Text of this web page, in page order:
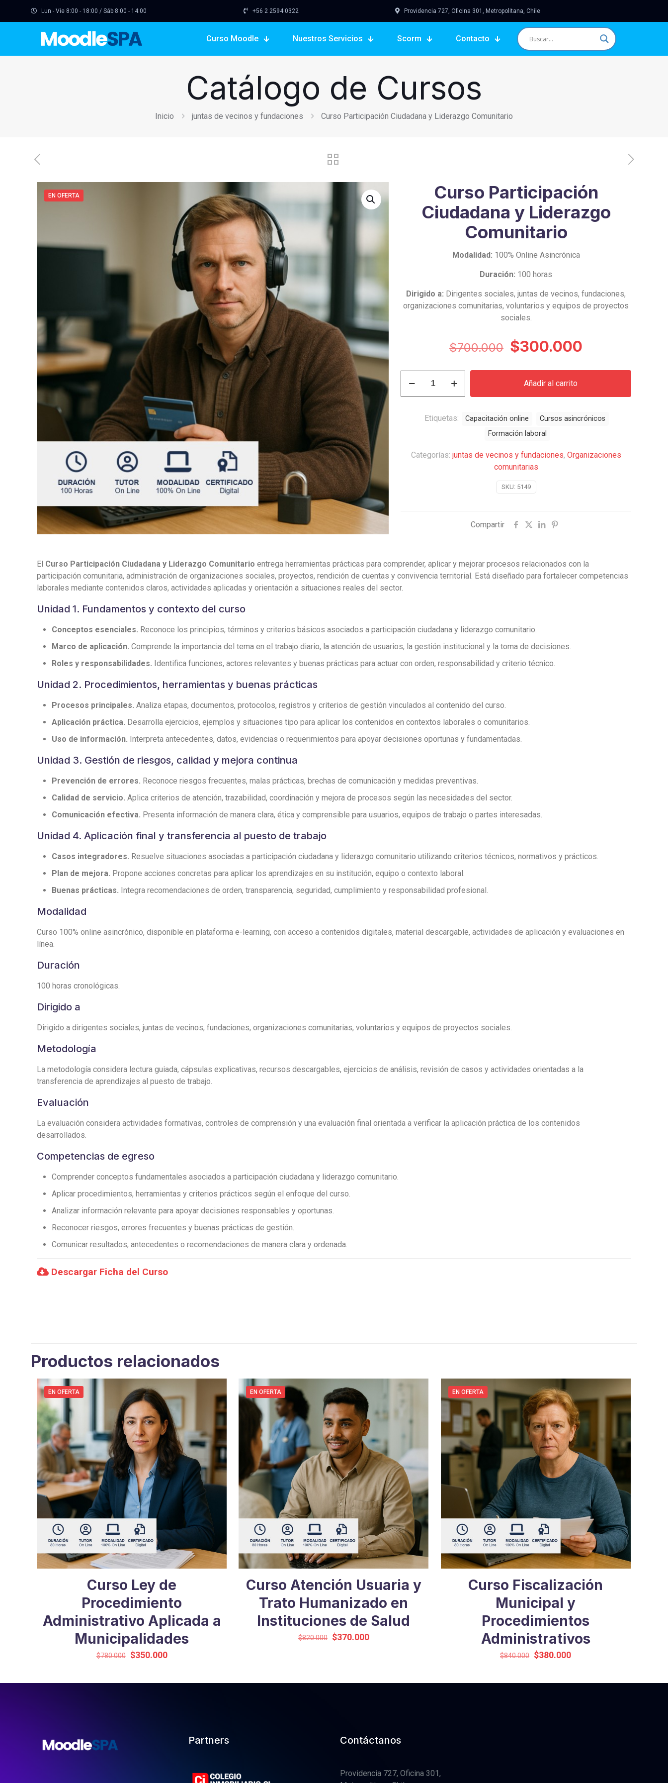
Lun - Vie 8:00 - 18:00 / Sáb 8:00 - 14:00 +56 2 2594 0322 Providencia 727, Oficina 301, Metropolitana, Chile
Curso Moodle Nuestros Servicios Scorm Contacto
Catálogo de Cursos
Inicio juntas de vecinos y fundaciones Curso Participación Ciudadana y Liderazgo Comunitario
EN OFERTA
Curso Participación
Ciudadana y Liderazgo
Comunitario
Modalidad: 100% Online Asincrónica
Duración: 100 horas
Dirigido a: Dirigentes sociales, juntas de vecinos, fundaciones,
organizaciones comunitarias, voluntarios y equipos de proyectos
sociales.
$700.000 El
original
era:
$300.000
actual
Participación
Ciudadana
Liderazgo
Añadir al carrito
SKU: 5149
Categorías: juntas de vecinos y fundaciones, Organizaciones
comunitarias
Etiquetas: Capacitación online
Cursos asincrónicos
Formación laboral
Compartir
El Curso Participación Ciudadana y Liderazgo Comunitario entrega herramientas prácticas para comprender, aplicar y mejorar procesos relacionados con la
participación comunitaria, administración de organizaciones sociales, proyectos, rendición de cuentas y convivencia territorial. Está diseñado para fortalecer competencias
laborales mediante contenidos claros, actividades aplicadas y orientación a situaciones reales del sector.
Unidad 1. Fundamentos y contexto del curso
Conceptos esenciales. Reconoce los principios, términos y criterios básicos asociados a participación ciudadana y liderazgo comunitario.
Marco de aplicación. Comprende la importancia del tema en el trabajo diario, la atención de usuarios, la gestión institucional y la toma de decisiones.
Roles y responsabilidades. Identifica funciones, actores relevantes y buenas prácticas para actuar con orden, responsabilidad y criterio técnico.
Unidad 2. Procedimientos, herramientas y buenas prácticas
Procesos principales. Analiza etapas, documentos, protocolos, registros y criterios de gestión vinculados al contenido del curso.
Aplicación práctica. Desarrolla ejercicios, ejemplos y situaciones tipo para aplicar los contenidos en contextos laborales o comunitarios.
Uso de información. Interpreta antecedentes, datos, evidencias o requerimientos para apoyar decisiones oportunas y fundamentadas.
Unidad 3. Gestión de riesgos, calidad y mejora continua
Prevención de errores. Reconoce riesgos frecuentes, malas prácticas, brechas de comunicación y medidas preventivas.
Calidad de servicio. Aplica criterios de atención, trazabilidad, coordinación y mejora de procesos según las necesidades del sector.
Comunicación efectiva. Presenta información de manera clara, ética y comprensible para usuarios, equipos de trabajo o partes interesadas.
Unidad 4. Aplicación final y transferencia al puesto de trabajo
Casos integradores. Resuelve situaciones asociadas a participación ciudadana y liderazgo comunitario utilizando criterios técnicos, normativos y prácticos.
Plan de mejora. Propone acciones concretas para aplicar los aprendizajes en su institución, equipo o contexto laboral.
Buenas prácticas. Integra recomendaciones de orden, transparencia, seguridad, cumplimiento y responsabilidad profesional.
Modalidad
Curso 100% online asincrónico, disponible en plataforma e-learning, con acceso a contenidos digitales, material descargable, actividades de aplicación y evaluaciones en
línea.
Duración
100 horas cronológicas.
Dirigido a
Dirigido a dirigentes sociales, juntas de vecinos, fundaciones, organizaciones comunitarias, voluntarios y equipos de proyectos sociales.
Metodología
La metodología considera lectura guiada, cápsulas explicativas, recursos descargables, ejercicios de análisis, revisión de casos y actividades orientadas a la
transferencia de aprendizajes al puesto de trabajo.
Evaluación
La evaluación considera actividades formativas, controles de comprensión y una evaluación final orientada a verificar la aplicación práctica de los contenidos
desarrollados.
Competencias de egreso
Comprender conceptos fundamentales asociados a participación ciudadana y liderazgo comunitario.
Aplicar procedimientos, herramientas y criterios prácticos según el enfoque del curso.
Analizar información relevante para apoyar decisiones responsables y oportunas.
Reconocer riesgos, errores frecuentes y buenas prácticas de gestión.
Comunicar resultados, antecedentes o recomendaciones de manera clara y ordenada.
Descargar Ficha del Curso
Productos relacionados
EN OFERTA
Curso Ley de
Procedimiento
Administrativo Aplicada a
Municipalidades
$780.000
El
$350.000El
EN OFERTA
Curso Atención Usuaria y
Trato Humanizado en
Instituciones de Salud
$820.000 El
$820.000.
$370.000El
$370.000.
EN OFERTA
Curso Fiscalización
Municipal y
Procedimientos
Administrativos
$840.000 El
$380.000El
Partners Contáctanos
Providencia 727, Oficina 301,